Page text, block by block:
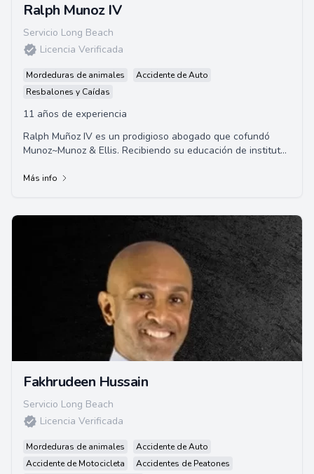
Ralph Munoz IV
Servicio Long Beach
Licencia Verificada
Mordeduras de animales
Accidente de Auto
Resbalones y Caídas
11 años de experiencia
Ralph Muñoz IV es un prodigioso abogado que cofundó
Munoz~Munoz & Ellis. Recibiendo su educación de institutos
Más info
Fakhrudeen Hussain
Servicio Long Beach
Licencia Verificada
Mordeduras de animales
Accidente de Auto
Accidente de Motocicleta
Accidentes de Peatones